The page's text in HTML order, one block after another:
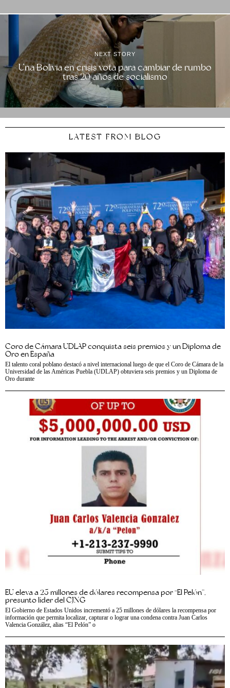
NEXT STORY
Una Bolivia en crisis vota para cambiar de rumbo
tras 20 años de socialismo
LATEST FROM BLOG
Coro de Cámara UDLAP conquista seis premios y un Diploma de
Oro en España
El talento coral poblano destacó a nivel internacional luego de que el Coro de Cámara de la
Universidad de las Américas Puebla (UDLAP) obtuviera seis premios y un Diploma de
Oro durante
EU eleva a 25 millones de dólares recompensa por “El Pelón”,
presunto líder del CJNG
El Gobierno de Estados Unidos incrementó a 25 millones de dólares la recompensa por
información que permita localizar, capturar o lograr una condena contra Juan Carlos
Valencia González, alias “El Pelón” o